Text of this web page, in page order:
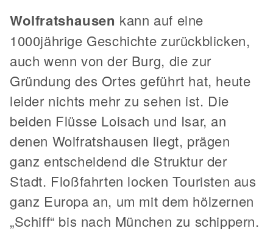
Wolfratshausen kann auf eine
1000jährige Geschichte zurückblicken,
auch wenn von der Burg, die zur
Gründung des Ortes geführt hat, heute
leider nichts mehr zu sehen ist. Die
beiden Flüsse Loisach und Isar, an
denen Wolfratshausen liegt, prägen
ganz entscheidend die Struktur der
Stadt. Floßfahrten locken Touristen aus
ganz Europa an, um mit dem hölzernen
„Schiff“ bis nach München zu schippern.